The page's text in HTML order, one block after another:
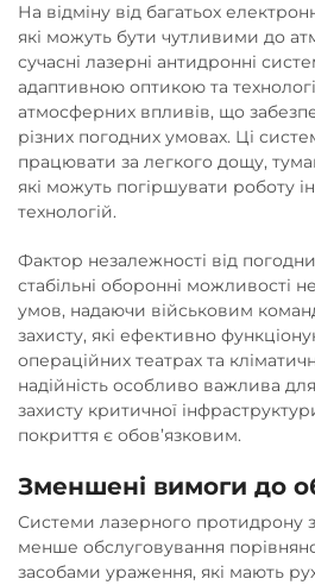
На відміну від багатьох
які можуть бути чутливими до
сучасні лазерні антидронні
адаптивною оптикою та
атмосферних впливів, що
різних погодних умовах. Ці
працювати за легкого дощу,
які можуть погіршувати роботу
технологій.
Фактор незалежності від
стабільні оборонні можливості
умов, надаючи військовим
захисту, які ефективно
операційних театрах та
надійність особливо важлива для
захисту критичної
покриття є обов’язковим.
Зменшені вимоги до
Системи лазерного протидрону
менше обслуговування
засобами ураження, які мають